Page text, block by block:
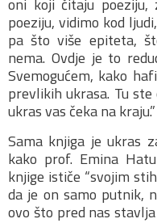
oni koji čitaju poeziju,
poeziju, vidimo kod
pa što više epiteta,
nema. Ovdje je to
Svemogućem, kako
prevlikih ukrasa. Tu
ukras vas čeka na kraju.”
Sama knjiga je ukras
kako prof. Emina
knjige ističe “svojim
da je on samo putnik,
ovo što pred nas